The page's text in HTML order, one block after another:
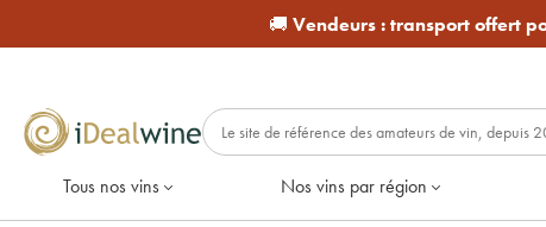
🚚 Vendeurs :transport offert
Tous nos vins Nos vins par région